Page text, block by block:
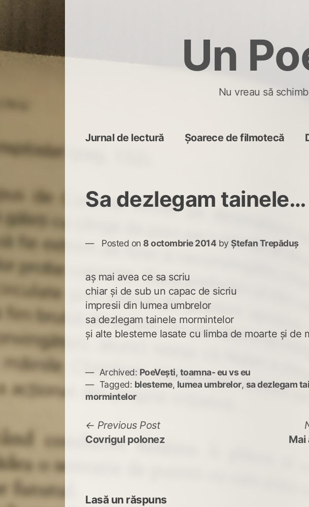
Un
Nu vreau să
Jurnal de lectură Șoarece de filmotecă
Sa dezlegam tainele…
Posted on 8 octombrie 2014 byȘtefan Trepăduș
aş mai avea ce sa scriu
chiar şi de sub un capac de sicriu
impresii din lumea umbrelor
sa dezlegam tainele mormintelor
şi alte blesteme lasate cu limba de moarte şi de
Archived: PoeVești, toamna- eu vs eu
Tagged: blesteme, lumea umbrelor, sa dezlegam
mormintelor
Navigare
în
Previous PostPrevious
post:
Covrigul polonez Mai
Lasă un răspuns